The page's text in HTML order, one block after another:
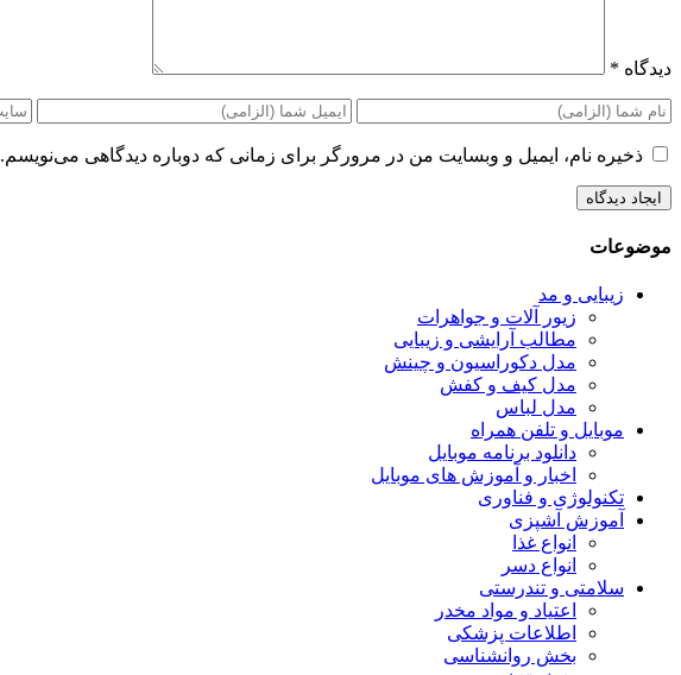
دیدگاه *
ذخیره نام، ایمیل و وبسایت من در مرورگر برای زمانی که دوباره دیدگاهی می‌نویسم.
موضوعات
زیبایی و مد
زیور آلات و جواهرات
مطالب آرایشی و زیبایی
مدل دکوراسیون و چینش
مدل کیف و کفش
مدل لباس
موبایل و تلفن همراه
دانلود برنامه موبایل
اخبار و آموزش های موبایل
تکنولوژی و فناوری
آموزش آشپزی
انواع غذا
انواع دسر
سلامتی و تندرستی
اعتیاد و مواد مخدر
اطلاعات پزشکی
بخش روانشناسی